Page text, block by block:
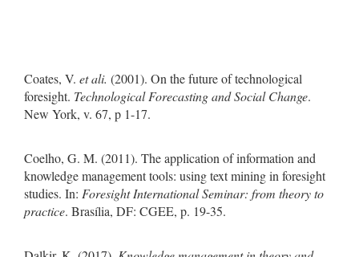
Coates, V. et ali. (2001). On the future of technological
foresight. Technological Forecasting and Social Change.
New York, v. 67, p 1-17.
Coelho, G. M. (2011). The application of information and
knowledge management tools: using text mining in foresight
studies. In: Foresight International Seminar: from theory to
practice. Brasília, DF: CGEE, p. 19-35.